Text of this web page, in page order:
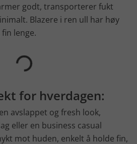
godt, transporterer fukt
Blazere i ren ull har høy
lenge.
for hverdagen:
avslappet og fresh look,
eller en business casual
mot huden, enkelt å holde fin,